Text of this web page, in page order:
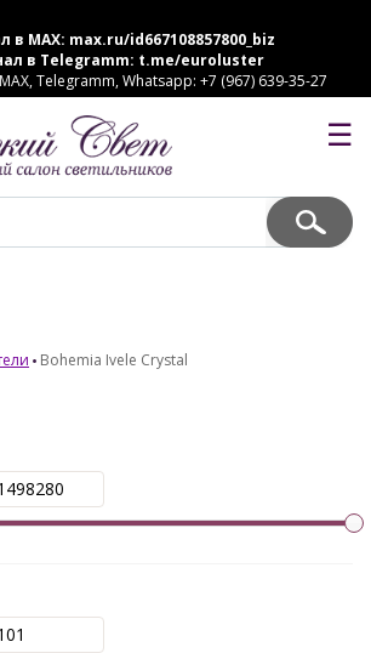
в MAX: max.ru/id667108857800_biz
в Telegramm: t.me/euroluster
Telegramm, Whatsapp: +7 (967) 639-35-27
☰
Bohemia Ivele Crystal